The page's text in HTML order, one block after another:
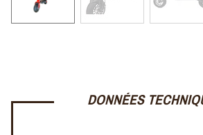
Comme tous les véhicules de
DONNÉES